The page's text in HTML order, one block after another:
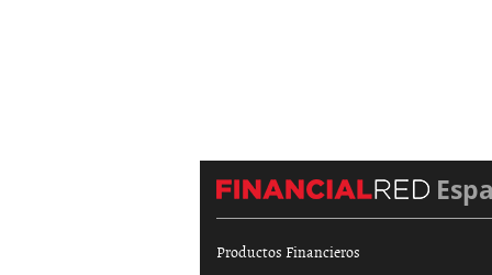
Productos Financieros